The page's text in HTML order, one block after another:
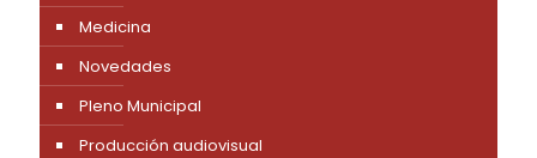
Medicina
Novedades
Pleno Municipal
Producción audiovisual